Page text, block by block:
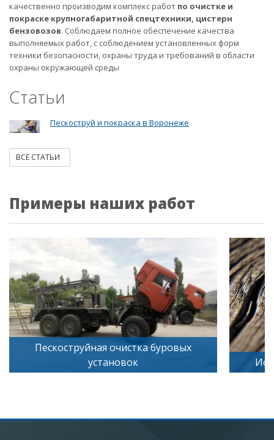
качественно производим комплекс работ по очистке и
покраске крупногабаритной спецтехники, цистерн
бензовозов. Соблюдаем полное обеспечение качества
выполняемых работ, с соблюдением установленных форм
техники безопасности, охраны труда и требований в области
охраны окружающей среды
Статьи
Пескоструй и покраска в Воронеже
ВСЕ СТАТЬИ
Примеры наших работ
очистка буровых
Искусственное